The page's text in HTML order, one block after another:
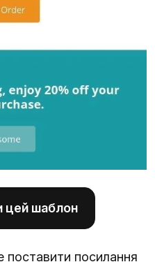
цей шаблон
поставити посилання